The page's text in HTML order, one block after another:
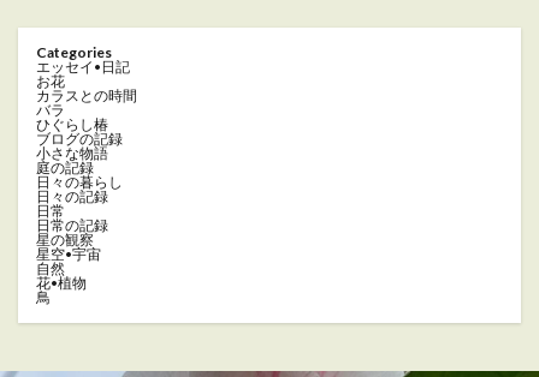
Categories
エッセイ•日記
お花
カラスとの時間
バラ
ひぐらし椿
ブログの記録
小さな物語
庭の記録
日々の暮らし
日々の記録
日常
日常の記録
星の観察
星空•宇宙
自然
花•植物
鳥